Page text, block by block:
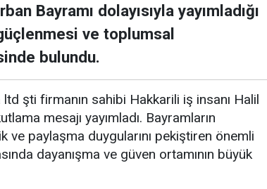
Bayramı dolayısıyla yayımladığı
ve toplumsal
bulundu.
şti firmanın sahibi Hakkarili iş insanı Halil
mesajı yayımladı. Bayramların
paylaşma duygularını pekiştiren önemli
dayanışma ve güven ortamının büyük